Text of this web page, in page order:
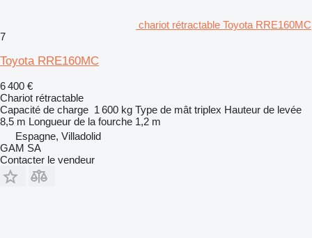
chariot rétractable Toyota RRE160MC
7
Toyota RRE160MC
6 400 €
Chariot rétractable
Capacité de charge 1 600 kg Type de mât triplex Hauteur de levée
8,5 m Longueur de la fourche 1,2 m
Espagne, Villadolid
GAM SA
Contacter le vendeur